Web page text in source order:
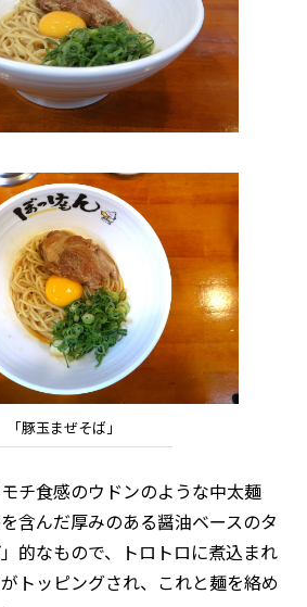
「豚玉まぜそば」
チ食感のウドンのような中太麺
含んだ厚みのある醤油ベースのタ
的なもので、トロトロに煮込まれ
トッピングされ、これと麺を絡め